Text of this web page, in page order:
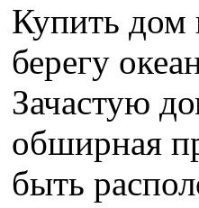
Купить
берегу
Зачастую
обширная
быть